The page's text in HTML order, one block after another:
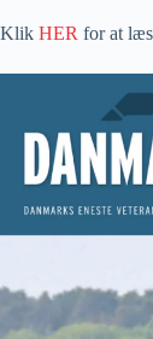
Klik HER for at